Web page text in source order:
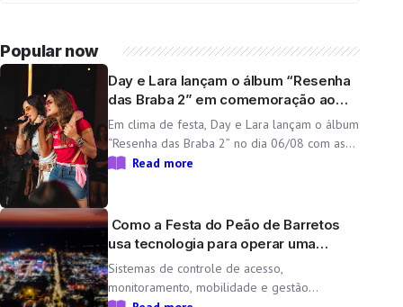
Popular now
Day e Lara lançam o álbum “Resenha
das Braba 2” em comemoração ao
aniversário da dupla
Em clima de festa, Day e Lara lançam o álbum
“Resenha das Braba 2” no dia 06/08 com as
inéditas “Lado Cachorra” e “Doeu em Mim” O
Read more
Como a Festa do Peão de Barretos
usa tecnologia para operar uma
cidade temporária
Sistemas de controle de acesso,
monitoramento, mobilidade e gestão